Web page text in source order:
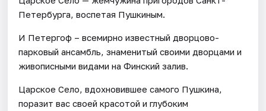
Петербурга, воспетая Пушкиным.
И Петергоф – всемирно известный дворцово-
парковый ансамбль, знаменитый своими дворцами и
живописными видами на Финский залив.
Царское Село, вдохновившее самого Пушкина,
поразит вас своей красотой и глубоким